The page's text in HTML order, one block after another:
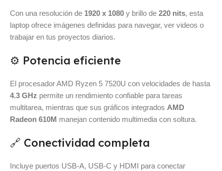
Con una resolución de 1920 x 1080 y brillo de 220 nits, esta
laptop ofrece imágenes definidas para navegar, ver videos o
trabajar en tus proyectos diarios.
⚙️ Potencia eficiente
El procesador AMD Ryzen 5 7520U con velocidades de hasta
4.3 GHz permite un rendimiento confiable para tareas
multitarea, mientras que sus gráficos integrados AMD
Radeon 610M manejan contenido multimedia con soltura.
🔗 Conectividad completa
Incluye puertos USB-A, USB-C y HDMI para conectar